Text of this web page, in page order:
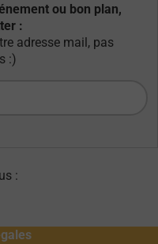
ou bon plan,
:
adresse mail, pas
:)
: